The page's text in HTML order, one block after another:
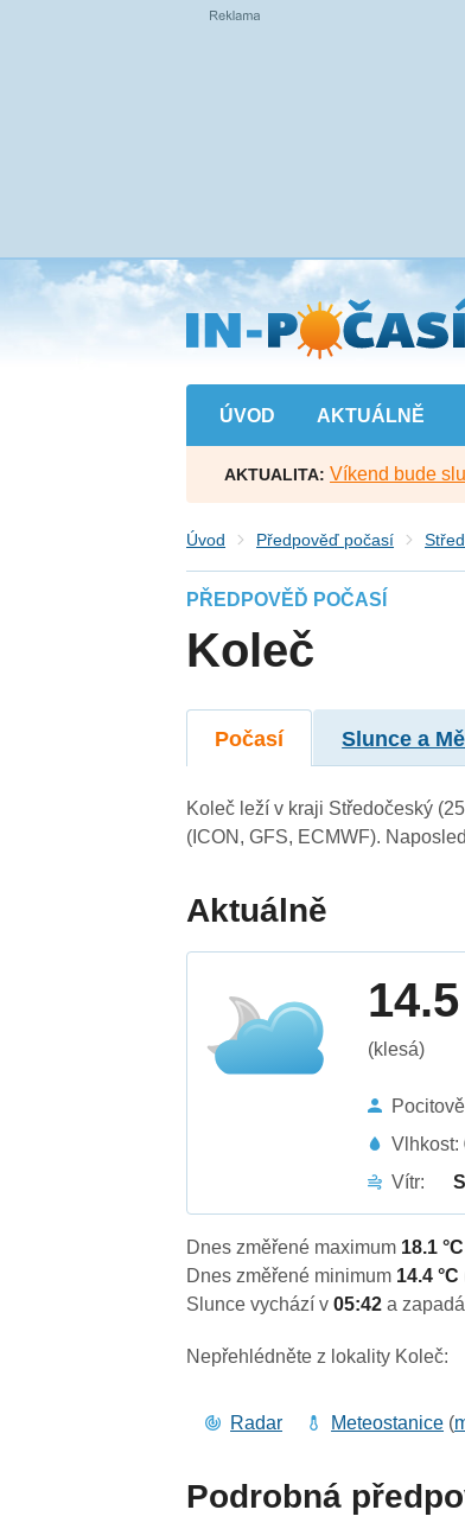
Přejít
na
hlavní
obsah
ÚVOD AKTUÁLNĚ
AKTUALITA: Víkend bude
Úvod Předpověď počasí
PŘEDPOVĚĎ POČASÍ
Koleč
Počasí Slunce a
Koleč leží v kraji Středočeský
(ICON, GFS, ECMWF).
Aktuálně
(klesá)
Vlhkost:
Vítr:
Dnes změřené maximum 18.1 °C
Dnes změřené minimum 14.4 °C
Slunce vychází v05:42a
Nepřehlédněte z lokality Koleč:
Radar Meteostanice (
Podrobná